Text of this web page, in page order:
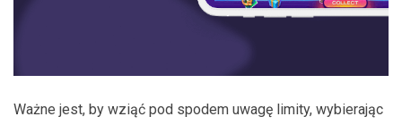
Ważne jest, by wziąć pod spodem uwagę limity, wybierając